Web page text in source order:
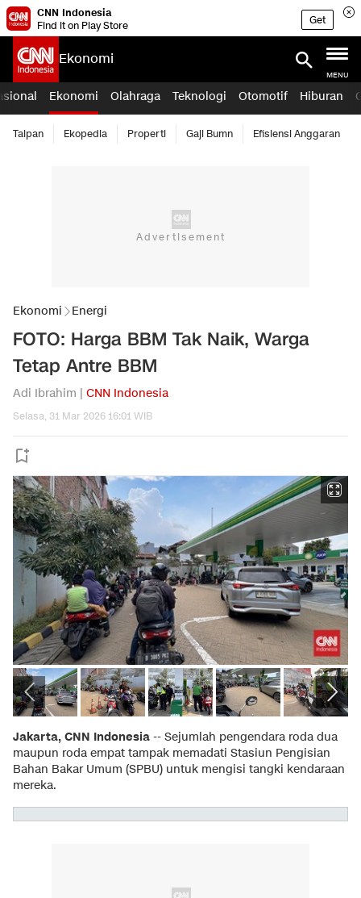
CNN Indonesia
Find it on Play Store
Get
Ekonomi
MENU
Ekonomi Olahraga Teknologi Otomotif Hiburan
Taipan Ekopedia Properti Gaji Bumn Efisiensi Anggaran
Ekonomi Energi
FOTO: Harga BBM Tak Naik, Warga
Tetap Antre BBM
Adi Ibrahim | CNN Indonesia
Selasa, 31 Mar 2026 16:01 WIB
Jakarta, CNN Indonesia -- Sejumlah pengendara roda dua
maupun roda empat tampak memadati Stasiun Pengisian
Bahan Bakar Umum (SPBU) untuk mengisi tangki kendaraan
mereka.